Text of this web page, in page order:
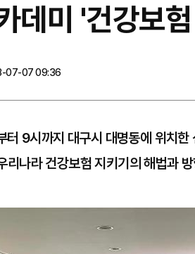
데미 '건강보
07-07 09:36
9시까지 대구시 대명동에 위치한
리나라 건강보험 지키기의 해법과